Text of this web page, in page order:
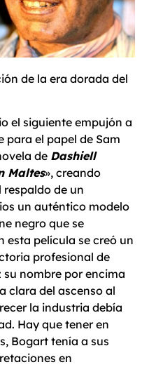
de la era dorada del
el siguiente empujón a
para el papel de Sam
de Dashiell
Maltes», creando
de un
un auténtico modelo
negro que se
esta película se creó un
profesional de
nombre por encima
clara del ascenso al
la industria debía
Hay que tener en
Bogart tenía a sus
en